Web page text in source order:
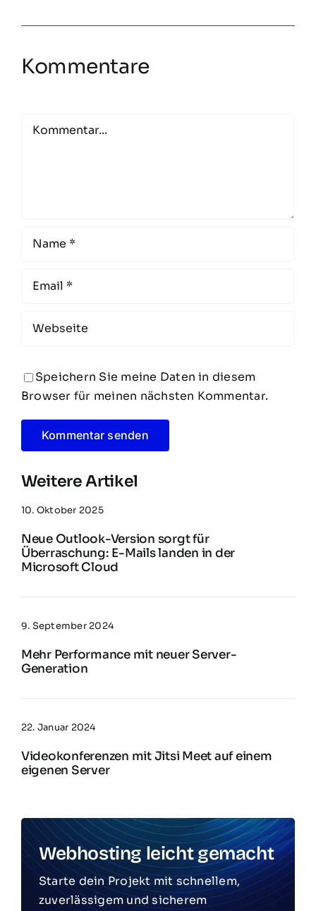
Kommentare
Comment
Speichern Sie meine Daten in diesem
Browser für meinen nächsten Kommentar.
Weitere Artikel
10. Oktober 2025
Neue Outlook-Version sorgt für
Überraschung: E-Mails landen in der
Microsoft Cloud
9. September 2024
Mehr Performance mit neuer Server-
Generation
22. Januar 2024
Videokonferenzen mit Jitsi Meet auf einem
eigenen Server
Webhosting leicht gemacht
Starte dein Projekt mit schnellem,
zuverlässigem und sicherem